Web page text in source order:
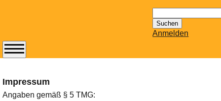
nach:
Anmelden
Impressum
Angaben gemäß § 5 TMG:
Abonnieren Sie den
erscheinenden
Newsletter von